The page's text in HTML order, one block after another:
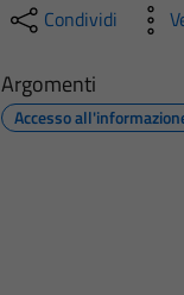
Condividi
Argomenti
Accesso